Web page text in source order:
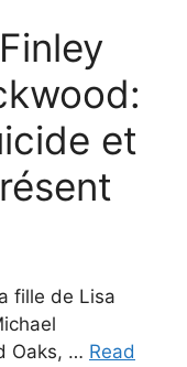
et
fille de Lisa
Oaks, … Read